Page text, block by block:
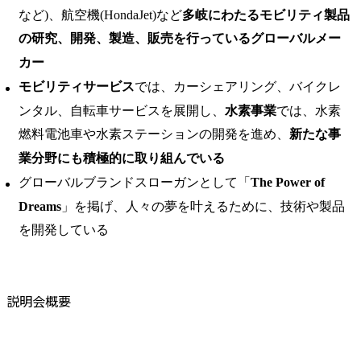
など)、航空機(HondaJet)など多岐にわたるモビリティ製品
の研究、開発、製造、販売を行っているグローバルメー
カー
モビリティサービスでは、カーシェアリング、バイクレ
ンタル、自転車サービスを展開し、 水素事業では、水素
燃料電池車や水素ステーションの開発を進め、 新たな事
業分野にも積極的に取り組んでいる
グローバルブランドスローガンとして「 The Power of
Dreams 」を掲げ、人々の夢を叶えるために、技術や製品
を開発している
説明会概要